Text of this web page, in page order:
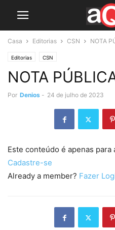
Casa Editorias CSN NOTA
Editorias CSN
NOTA
Por Denios - 24 de julho de 2023
Este conteúdo é apenas para
Cadastre-se
Already a member? Fazer